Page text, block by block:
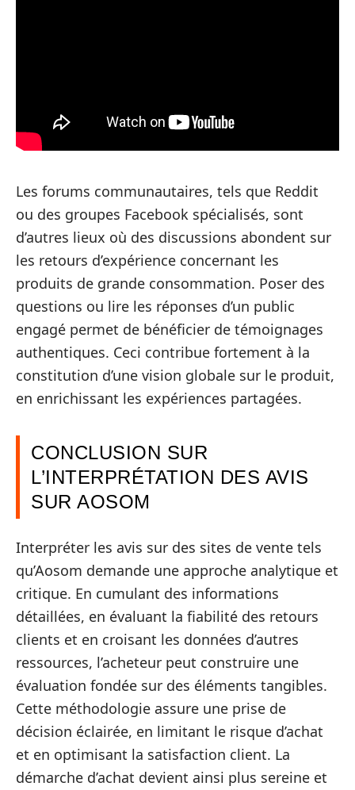
Les forums communautaires, tels que Reddit
ou des groupes Facebook spécialisés, sont
d’autres lieux où des discussions abondent sur
les retours d’expérience concernant les
produits de grande consommation. Poser des
questions ou lire les réponses d’un public
engagé permet de bénéficier de témoignages
authentiques. Ceci contribue fortement à la
constitution d’une vision globale sur le produit,
en enrichissant les expériences partagées.
CONCLUSION SUR
L’INTERPRÉTATION DES AVIS
SUR AOSOM
Interpréter les avis sur des sites de vente tels
qu’Aosom demande une approche analytique et
critique. En cumulant des informations
détaillées, en évaluant la fiabilité des retours
clients et en croisant les données d’autres
ressources, l’acheteur peut construire une
évaluation fondée sur des éléments tangibles.
Cette méthodologie assure une prise de
décision éclairée, en limitant le risque d’achat
et en optimisant la satisfaction client. La
démarche d’achat devient ainsi plus sereine et